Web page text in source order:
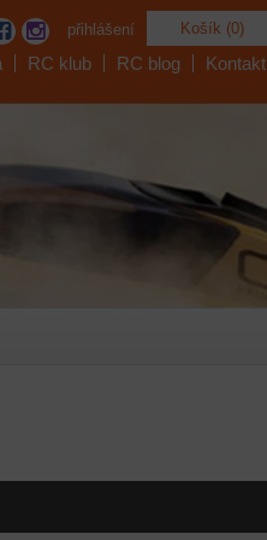
Košík (0)
přihlášení
RC klub RC blog Kontakt